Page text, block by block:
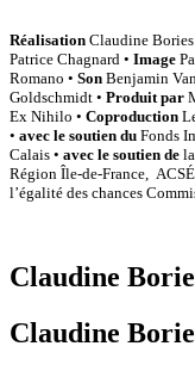
Réalisation Claudine Bories
Patrice Chagnard • Image
Romano • Son Benjamin
Goldschmidt • Produit par
Ex Nihilo • Coproduction
• avec le soutien du Fonds
Calais • avec le soutien de
Région Île-de-France,
l’égalité des chances
Claudine
Claudine